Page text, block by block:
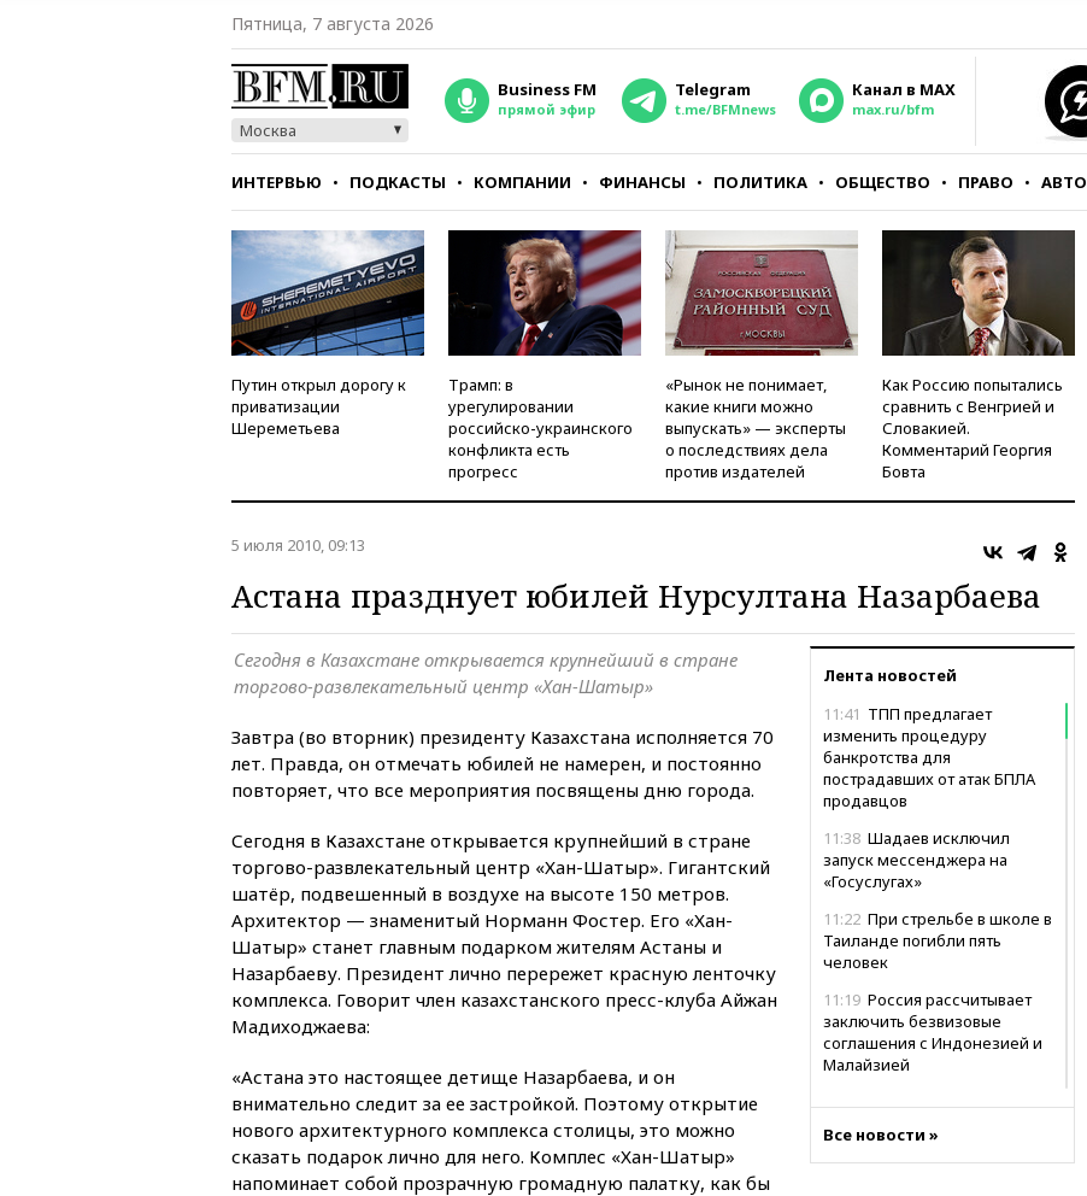
Пятница, 7 августа 2026
Москва
Business FM
прямой эфир
Telegram
t.me/BFMnews
Канал в MAX
max.ru/bfm
ИНТЕРВЬЮ ПОДКАСТЫ КОМПАНИИ ФИНАНСЫ ПОЛИТИКА ОБЩЕСТВО ПРАВО АВТО
СТИЛЬ ТЕСТЫ
Путин открыл дорогу к
приватизации
Шереметьева
Трамп: в
урегулировании
российско-украинского
конфликта есть
прогресс
«Рынок не понимает,
какие книги можно
выпускать» — эксперты
о последствиях дела
против издателей
Как Россию попытались
сравнить с Венгрией и
Словакией.
Комментарий Георгия
Бовта
5 июля 2010, 09:13
Астана празднует юбилей Нурсултана Назарбаева
Лента новостей
11:41 ТПП предлагает
изменить процедуру
банкротства для
пострадавших от атак БПЛА
продавцов
11:38 Шадаев исключил
запуск мессенджера на
«Госуслугах»
11:22 При стрельбе в школе в
Таиланде погибли пять
человек
11:19 Россия рассчитывает
заключить безвизовые
соглашения с Индонезией и
Малайзией
11:04«Ведомости»: на партию
конкуренты
Все новости »
Сегодня в Казахстане открывается крупнейший в стране
торгово-развлекательный центр «Хан-Шатыр»
Завтра (во вторник) президенту Казахстана исполняется 70
лет. Правда, он отмечать юбилей не намерен, и постоянно
повторяет, что все мероприятия посвящены дню города.
Сегодня в Казахстане открывается крупнейший в стране
торгово-развлекательный центр «Хан-Шатыр». Гигантский
шатёр, подвешенный в воздухе на высоте 150 метров.
Архитектор — знаменитый Норманн Фостер. Его «Хан-
Шатыр» станет главным подарком жителям Астаны и
Назарбаеву. Президент лично перережет красную ленточку
комплекса. Говорит член казахстанского пресс-клуба Айжан
Мадиходжаева:
«Астана это настоящее детище Назарбаева, и он
внимательно следит за ее застройкой. Поэтому открытие
нового архитектурного комплекса столицы, это можно
сказать подарок лично для него. Комплес «Хан-Шатыр»
напоминает собой прозрачную громадную палатку, как бы